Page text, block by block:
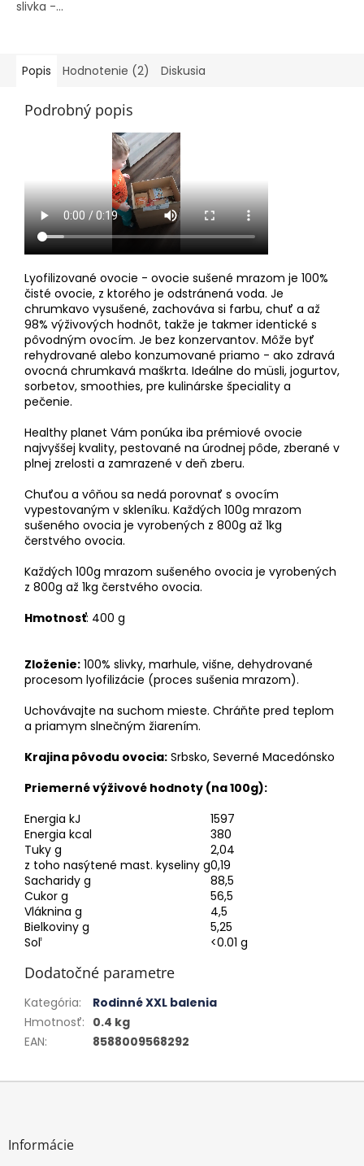
slivka -...
Popis Hodnotenie (2) Diskusia
Podrobný popis
Lyofilizované ovocie - ovocie sušené mrazom je 100%
čisté ovocie, z ktorého je odstránená voda. Je
chrumkavo vysušené, zachováva si farbu, chuť a až
98% výživových hodnôt, takže je takmer identické s
pôvodným ovocím. Je bez konzervantov. Môže byť
rehydrované alebo konzumované priamo - ako zdravá
ovocná chrumkavá maškrta. Ideálne do müsli, jogurtov,
sorbetov, smoothies, pre kulinárske špeciality a
pečenie.
Healthy planet Vám ponúka iba prémiové ovocie
najvyššej kvality, pestované na úrodnej pôde, zberané v
plnej zrelosti a zamrazené v deň zberu.
Chuťou a vôňou sa nedá porovnať s ovocím
vypestovaným v skleníku. Každých 100g mrazom
sušeného ovocia je vyrobených z 800g až 1kg
čerstvého ovocia.
Každých 100g mrazom sušeného ovocia je vyrobených
z 800g až 1kg čerstvého ovocia.
Hmotnosť: 400 g
Zloženie: 100% slivky, marhule, višne, dehydrované
procesom lyofilizácie (proces sušenia mrazom).
Uchovávajte na suchom mieste. Chráňte pred teplom
a priamym slnečným žiarením.
Krajina pôvodu ovocia: Srbsko, Severné Macedónsko
Priemerné výživové hodnoty (na 100g):
Energia kJ
1597
Energia kcal
380
Tuky g
2,04
z toho nasýtené mast. kyseliny g0,19
Sacharidy g
88,5
Cukor g
56,5
Vláknina g
4,5
Bielkoviny g
5,25
Soľ
<0.01 g
Dodatočné parametre
Kategória:
Rodinné XXL balenia
Hmotnosť: 0.4 kg
EAN: 8588009568292
Z
Informácie